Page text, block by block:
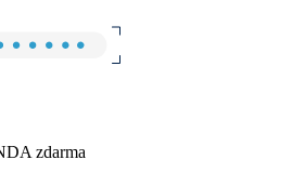
zdarma